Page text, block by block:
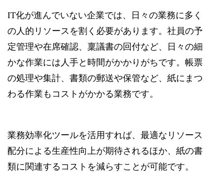
IT化が進んでいない企業では、日々の業務に多く
の人的リソースを割く必要があります。社員の予
定管理や在席確認、稟議書の回付など、日々の細
かな作業には人手と時間がかかりがちです。帳票
の処理や集計、書類の郵送や保管など、紙にまつ
わる作業もコストがかかる業務です。
業務効率化ツールを活用すれば、最適なリソース
配分による生産性向上が期待されるほか、紙の書
類に関連するコストを減らすことが可能です。